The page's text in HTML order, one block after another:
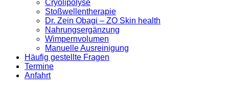
Cryolipolyse
Stoßwellentherapie
Dr. Zein Obagi – ZO Skin health
Nahrungsergänzung
Wimpernvolumen
Manuelle Ausreinigung
Häufig gestellte Fragen
Termine
Anfahrt